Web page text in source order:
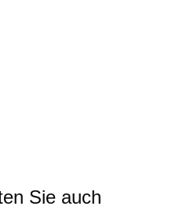
Sie auch